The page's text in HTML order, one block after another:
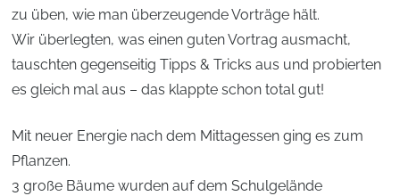
zu üben, wie man überzeugende Vorträge hält.
Wir überlegten, was einen guten Vortrag ausmacht,
tauschten gegenseitig Tipps & Tricks aus und probierten
es gleich mal aus – das klappte schon total gut!
Mit neuer Energie nach dem Mittagessen ging es zum
Pflanzen.
3 große Bäume wurden auf dem Schulgelände